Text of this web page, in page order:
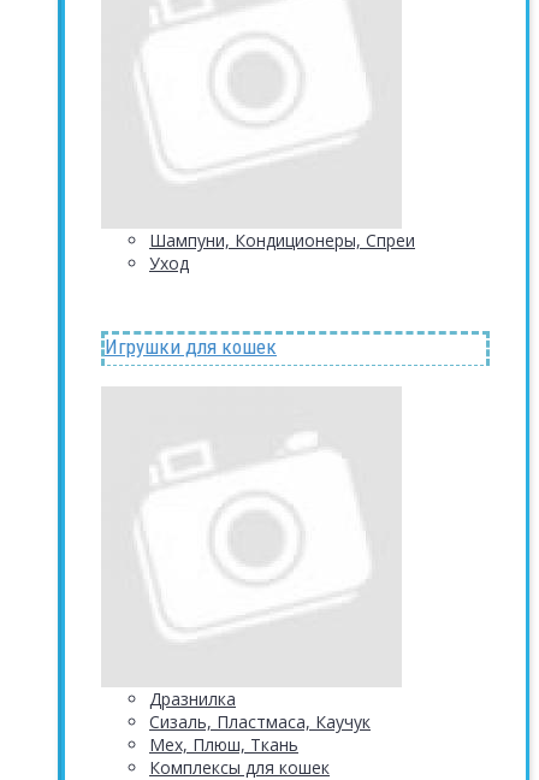
Шампуни, Кондиционеры, Спреи
Уход
Игрушки для кошек
Дразнилка
Сизаль, Пластмаса, Каучук
Мех, Плюш, Ткань
Комплексы для кошек